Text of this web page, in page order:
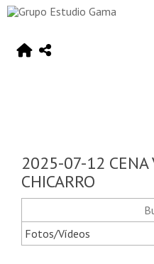
2025-07-12 CENA
CHICARRO